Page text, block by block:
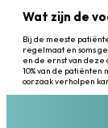
Wat zijn de
Bij de meeste
regelmaat en soms
en de ernst van
10% van de
oorzaak verholpen